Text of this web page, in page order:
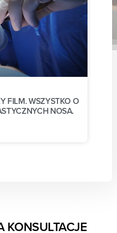
FILM. WSZYSTKO O
NOSA.
KONSULTACJE